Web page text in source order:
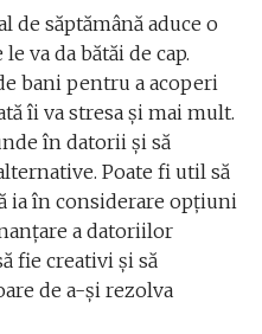
de săptămână aduce o
va da bătăi de cap.
bani pentru a acoperi
îi va stresa și mai mult.
în datorii și să
Poate fi util să
ia în considerare opțiuni
a datoriilor
fie creativi și să
de a-și rezolva